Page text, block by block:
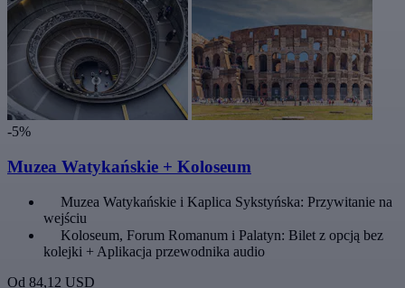
-5%
Muzea Watykańskie + Koloseum
Muzea Watykańskie i Kaplica Sykstyńska: Przywitanie na
wejściu
Koloseum, Forum Romanum i Palatyn: Bilet z opcją bez
kolejki + Aplikacja przewodnika audio
Od 84,12 USD